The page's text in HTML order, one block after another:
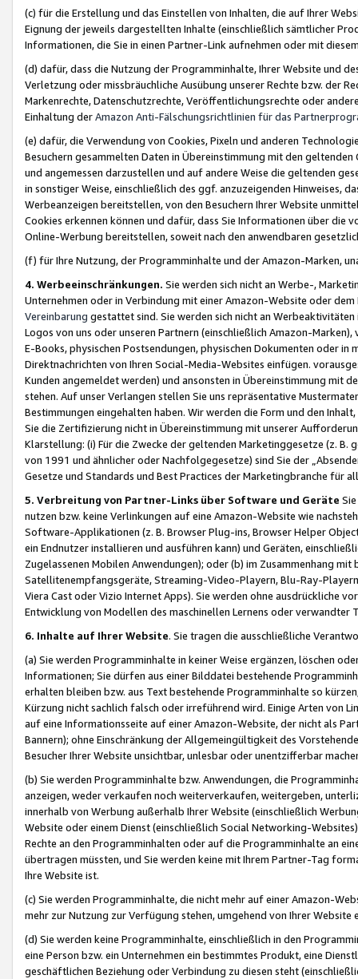
(c) für die Erstellung und das Einstellen von Inhalten, die auf Ihrer
Eignung der jeweils dargestellten Inhalte (einschließlich sämtlicher
Informationen, die Sie in einen Partner-Link aufnehmen oder mit
(d) dafür, dass die Nutzung der Programminhalte, Ihrer Website und
Verletzung oder missbräuchliche Ausübung unserer Rechte bzw. der
Markenrechte, Datenschutzrechte, Veröffentlichungsrechte oder
Einhaltung derAmazon Anti-Fälschungsrichtlinien für das
(e) dafür, die Verwendung von Cookies, Pixeln und anderen
Besuchern gesammelten Daten in Übereinstimmung mit den
und angemessen darzustellen und auf andere Weise die geltenden
in sonstiger Weise, einschließlich des ggf. anzuzeigenden Hinweises,
Werbeanzeigen bereitstellen, von den Besuchern Ihrer Website
Cookies erkennen können und dafür, dass Sie Informationen über die
Online-Werbung bereitstellen, soweit nach den anwendbaren
(f) für Ihre Nutzung, der Programminhalte und der Amazon-Marken,
4. Werbeeinschränkungen. Sie werden sich nicht an Werbe-,
Unternehmen oder in Verbindung mit einer Amazon-Website oder
Vereinbarung gestattet sind. Sie werden sich nicht an
Logos von uns oder unseren Partnern (einschließlich Amazon-
E-Books, physischen Postsendungen, physischen Dokumenten oder in
Direktnachrichten von Ihren Social-Media-Websites einfügen.
Kunden angemeldet werden) und ansonsten in Übereinstimmung mit
stehen. Auf unser Verlangen stellen Sie uns repräsentative
Bestimmungen eingehalten haben. Wir werden die Form und den
Sie die Zertifizierung nicht in Übereinstimmung mit unserer
Klarstellung: (i) Für die Zwecke der geltenden Marketinggesetze (z. B.
von 1991 und ähnlicher oder Nachfolgegesetze) sind Sie der
Gesetze und Standards und Best Practices der Marketingbranche für
5. Verbreitung von Partner-Links über Software und Geräte
nutzen bzw. keine Verlinkungen auf eine Amazon-Website wie
Software-Applikationen (z. B. Browser Plug-ins, Browser Helper
ein Endnutzer installieren und ausführen kann) und Geräten,
Zugelassenen Mobilen Anwendungen); oder (b) im Zusammenhang
Satellitenempfangsgeräte, Streaming-Video-Playern, Blu-Ray-
Viera Cast oder Vizio Internet Apps). Sie werden ohne ausdrückliche
Entwicklung von Modellen des maschinellen Lernens oder
6. Inhalte auf Ihrer Website. Sie tragen die ausschließliche
(a) Sie werden Programminhalte in keiner Weise ergänzen, löschen
Informationen; Sie dürfen aus einer Bilddatei bestehende
erhalten bleiben bzw. aus Text bestehende Programminhalte so
Kürzung nicht sachlich falsch oder irreführend wird. Einige Arten von
auf eine Informationsseite auf einer Amazon-Website, der nicht als
Bannern); ohne Einschränkung der Allgemeingültigkeit des
Besucher Ihrer Website unsichtbar, unlesbar oder unentzifferbar
(b) Sie werden Programminhalte bzw. Anwendungen, die
anzeigen, weder verkaufen noch weiterverkaufen, weitergeben,
innerhalb von Werbung außerhalb Ihrer Website (einschließlich
Website oder einem Dienst (einschließlich Social Networking-
Rechte an den Programminhalten oder auf die Programminhalte an
übertragen müssten, und Sie werden keine mit Ihrem Partner-Tag
Ihre Website ist.
(c) Sie werden Programminhalte, die nicht mehr auf einer Amazon-
mehr zur Nutzung zur Verfügung stehen, umgehend von Ihrer
(d) Sie werden keine Programminhalte, einschließlich in den
eine Person bzw. ein Unternehmen ein bestimmtes Produkt, eine
geschäftlichen Beziehung oder Verbindung zu diesen steht